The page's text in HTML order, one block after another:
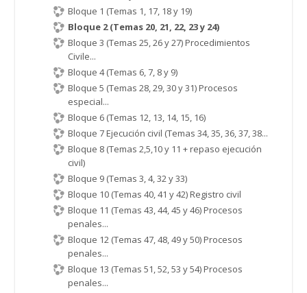
Bloque 1 (Temas 1, 17, 18 y 19)
Bloque 2 (Temas 20, 21, 22, 23 y 24)
Bloque 3 (Temas 25, 26 y 27) Procedimientos
Civile...
Bloque 4 (Temas 6, 7, 8 y 9)
Bloque 5 (Temas 28, 29, 30 y 31) Procesos
especial...
Bloque 6 (Temas 12, 13, 14, 15, 16)
Bloque 7 Ejecución civil (Temas 34, 35, 36, 37, 38...
Bloque 8 (Temas 2,5,10 y 11 + repaso ejecución
civil)
Bloque 9 (Temas 3, 4, 32 y 33)
Bloque 10 (Temas 40, 41 y 42) Registro civil
Bloque 11 (Temas 43, 44, 45 y 46) Procesos
penales...
Bloque 12 (Temas 47, 48, 49 y 50) Procesos
penales...
Bloque 13 (Temas 51, 52, 53 y 54) Procesos
penales...